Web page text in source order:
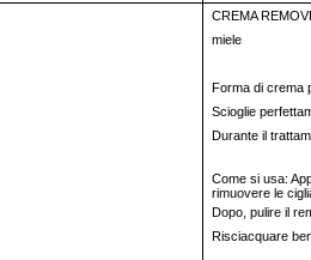
CREMA
miele
Forma di crema
Scioglie
Durante il
Come si usa:
rimuovere le
Dopo, pulire il
Risciacquare